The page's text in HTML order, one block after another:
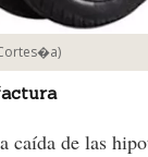
)
caída de las